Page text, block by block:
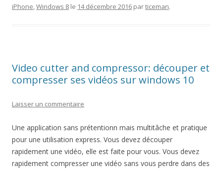
iPhone,Windows 8 le 14 décembre 2016 particeman.
Video cutter and compressor: découper et
compresser ses vidéos sur windows 10
Laisser un commentaire
Une application sans prétentionn mais multitâche et pratique
pour une utilisation express. Vous devez découper
rapidement une vidéo, elle est faite pour vous. Vous devez
rapidement compresser une vidéo sans vous perdre dans des